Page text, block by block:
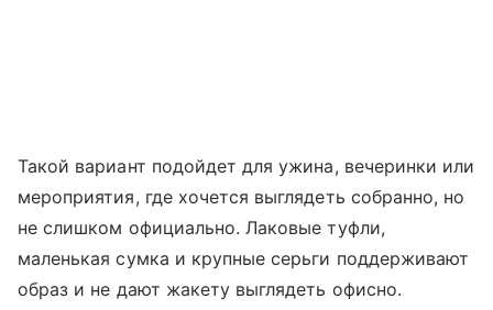
Такой вариант подойдет для ужина, вечеринки или
мероприятия, где хочется выглядеть собранно, но
не слишком официально. Лаковые туфли,
маленькая сумка и крупные серьги поддерживают
образ и не дают жакету выглядеть офисно.